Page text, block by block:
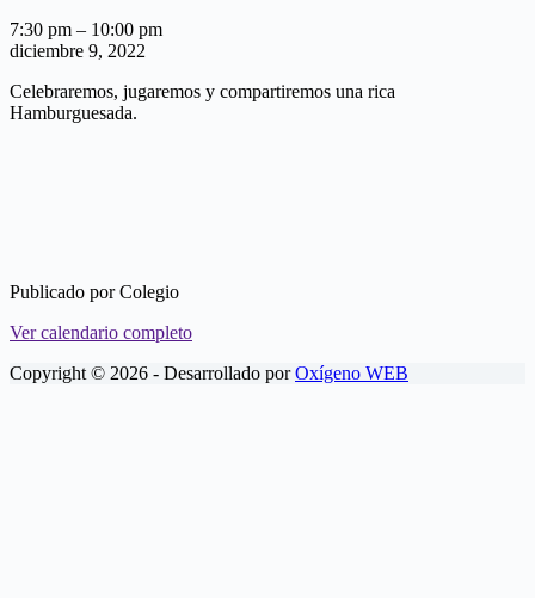
Encuentro
con
Año.
7:30 pm – 10:00 pm
diciembre 9, 2022
Celebraremos, jugaremos y compartiremos una rica
Hamburguesada.
Publicado por Colegio
Ver calendario completo
Copyright © 2026 - Desarrollado porOxígeno WEB